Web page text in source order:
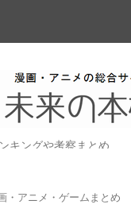
キングや考察まとめ
・アニメ・ゲームまとめ